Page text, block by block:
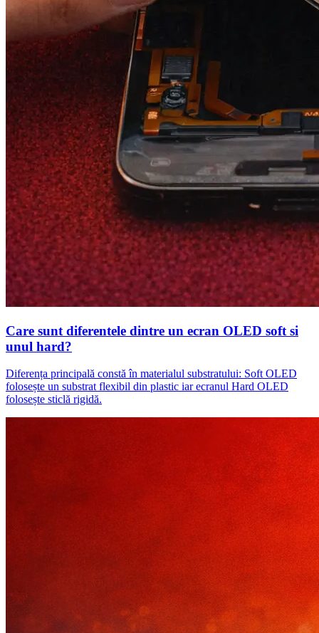
Care sunt diferentele dintre un ecran OLED soft si
unul hard?
Diferența principală constă în materialul substratului: Soft OLED
folosește un substrat flexibil din plastic iar ecranul Hard OLED
folosește sticlă rigidă.